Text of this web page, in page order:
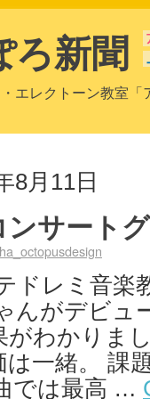
ろ新聞
エレクトーン教室
8月11日
サート
ドレミ音楽
んがデビュ
がわかりま
一緒。 課
では最高 …